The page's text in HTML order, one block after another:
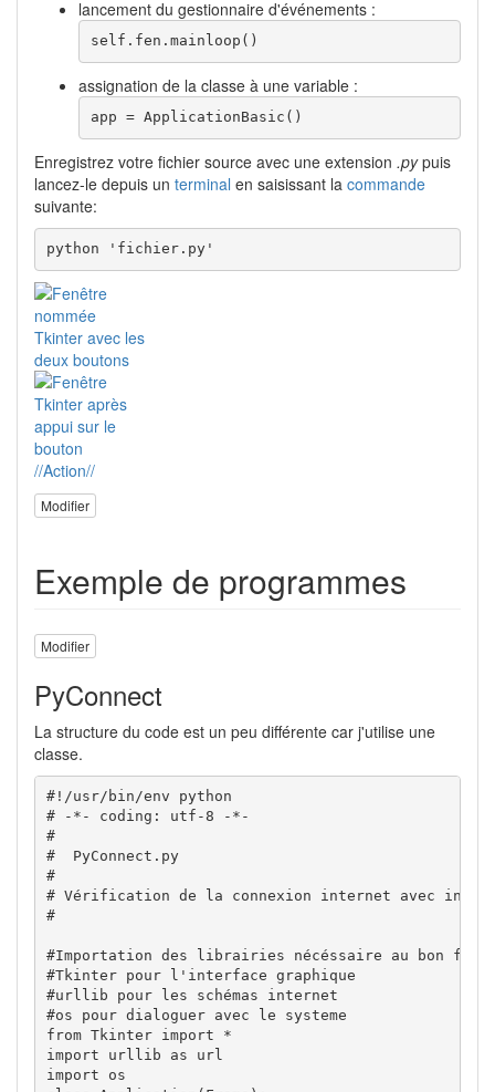
lancement du gestionnaire d'événements :
self . fen . mainloop ( )
assignation de la classe à une variable :
app = ApplicationBasic ( )
Enregistrez votre fichier source avec une extension .pypuis
lancez-le depuis un terminal en saisissant la commande
suivante:
python 'fichier.py'
Modifier
Exemple de programmes
Modifier
PyConnect
La structure du code est un peu différente car j'utilise une
classe.
#!/usr/bin/env python
# -*- coding: utf-8 -*-
#
#  PyConnect.py
#
# Vérification de la connexion internet avec
#
#Importation des librairies nécéssaire au bon
#Tkinter pour l'interface graphique
#urllib pour les schémas internet
#os pour dialoguer avec le systeme
from Tkinter import
import
urllib as
import
os